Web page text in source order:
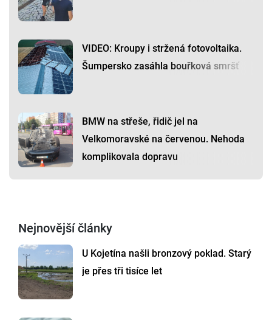
VIDEO: Kroupy i stržená fotovoltaika.
Šumpersko zasáhla bouřková smršť
BMW na střeše, řidič jel na
Velkomoravské na červenou. Nehoda
komplikovala dopravu
Nejnovější články
U Kojetína našli bronzový poklad. Starý
je přes tři tisíce let